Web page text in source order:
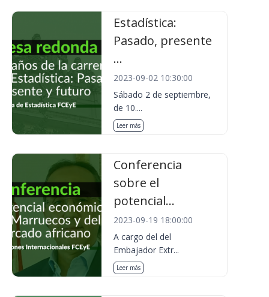
Estadística:
Pasado, presente
...
2023-09-02 10:30:00
Sábado 2 de septiembre,
de 10....
Leer más
Conferencia
sobre el
potencial...
2023-09-19 18:00:00
A cargo del del
Embajador Extr...
Leer más